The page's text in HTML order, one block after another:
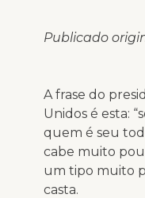
Publicado
A frase do
Unidos é esta:
quem é seu
cabe muito
um tipo muito
casta.